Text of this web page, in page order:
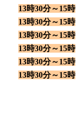
13時30分～15時
13時30分～15時
13時30分～15時
13時30分～15時
13時30分～15時
13時30分～15時